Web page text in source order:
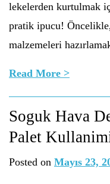
lekelerden kurtulmak
pratik ipucu!
malzemeleri
Read More >
Soguk Hava
Palet
Posted on Mayıs 23,